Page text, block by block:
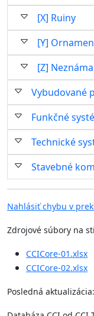
[X] Ruiny
[Y]
[Z]
Vybudované
Funkčné
Technické
Stavebné
Nahlásiť chybu v
Zdrojové súbory na
CCICore-01.xlsx
CCICore-02.xlsx
Posledná